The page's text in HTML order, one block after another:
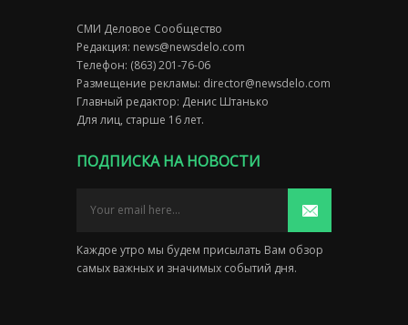
СМИ Деловое Сообщество
Редакция: news@newsdelo.com
Телефон: (863) 201-76-06
Размещение рекламы: director@newsdelo.com
Главный редактор: Денис Штанько
Для лиц, старше 16 лет.
ПОДПИСКА НА НОВОСТИ
Каждое утро мы будем присылать Вам обзор
самых важных и значимых событий дня.